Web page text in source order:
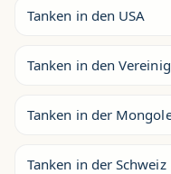
Tanken in den USA
Tanken in den
Tanken in der
Tanken in der Schweiz